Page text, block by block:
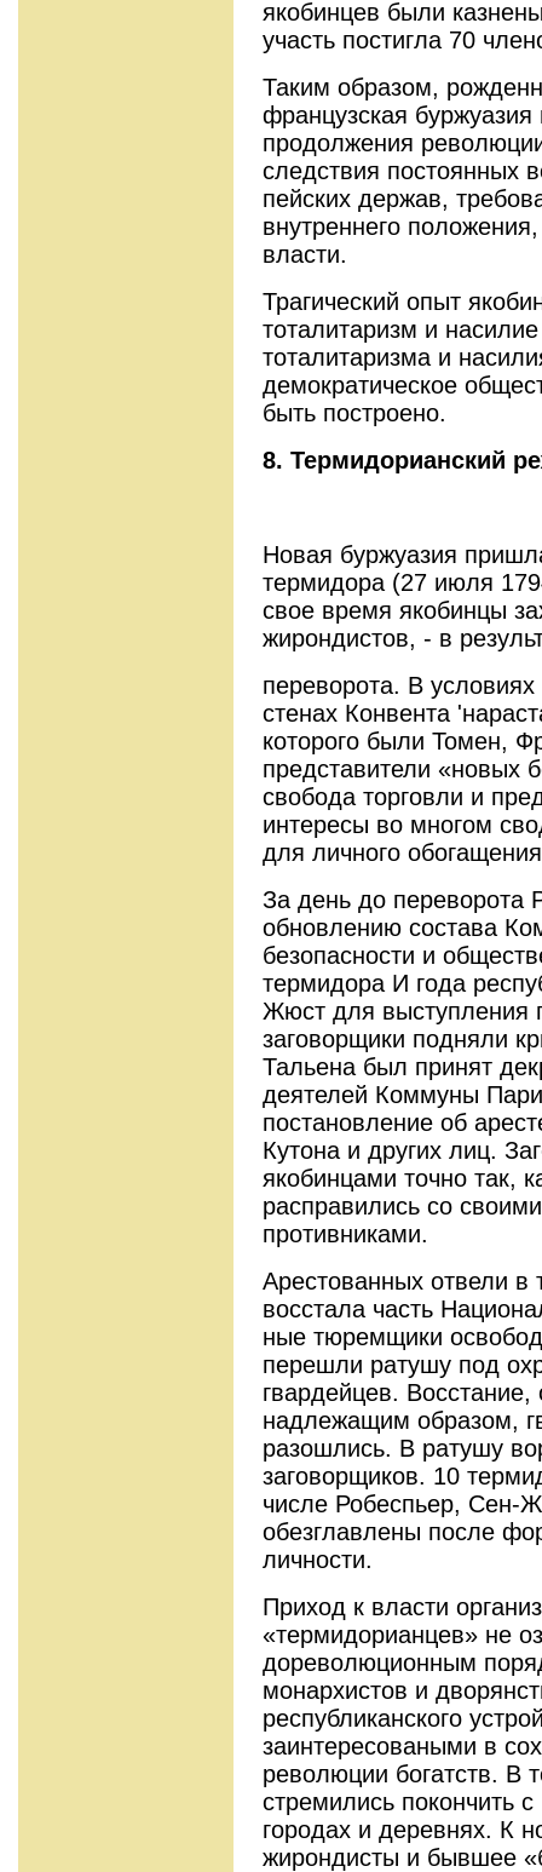
якобинцев были
участь постигла 70
Таким образом,
француз­ская
продолжения
следствия постоянных
пейских держав,
внутреннего
власти.
Трагический опыт
тоталитаризм и
тоталитаризма и
демократическое
быть построено.
8. Термидорианский
Новая буржуазия
термидора (27 июля
свое время якобинцы
жирондистов, - в
переворота. В условиях
стенах Конвента
которого были Томен,
представители «новых
свобо­да торговли и
интересы во многом
для личного
За день до переворота
обновлению состава
безопасности и
термидора И года
Жюст для выступления
заговорщики подняли
Тальена был принят
деятелей Коммуны
постановление об
Кутона и других лиц.
якобинцами точно так,
расправились со
противниками.
Арестованных от­вели в
восстала часть
ные тюремщики
перешли ратушу под
гвардейцев.
надле­жащим образом,
разошлись. В рату­шу
заговорщиков. 10
числе Робеспьер, Сен-
обезглавлены после
личности.
Приход к власти
«термидориан­цев» не
дореволюционным
монархистов и
республиканского
заинтересоваными в
революции богатств. В
стремились покончить
городах и деревнях. К
жирондисты и бывшее